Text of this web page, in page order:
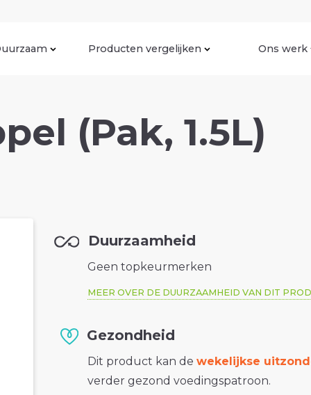
Producten vergelijken Ons werk
(Pak, 1.5L)
Duurzaamheid
Geen topkeurmerken
MEER OVER DE DUURZAAMHEID VAN DIT
Gezondheid
Dit product kan dewekelijkse
verder gezond voedingspatroon.